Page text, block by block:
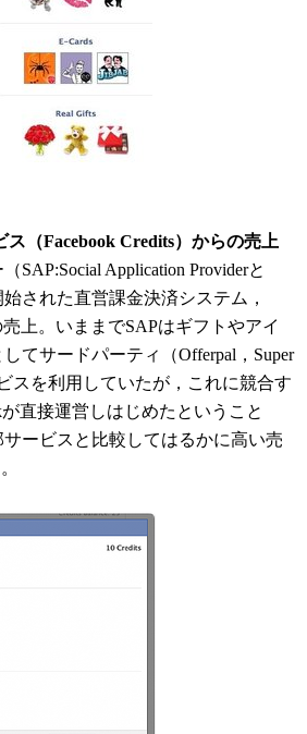
ス（Facebook Credits）からの売上
SAP:Social Application Providerと
された直営課金決済システム，
売上。いままでSAPはギフトやアイ
てサードパーティ（Offerpal，Super
スを利用していたが，これに競合す
が直接運営しはじめたということ
ービスと比較してはるかに高い売